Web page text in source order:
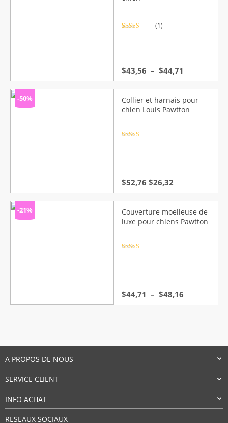
(1)
$43,56 – $44,71
$43,56
à
$44,71
-50%
Collier et harnais pour
chien Louis Pawtton
$52,76 Le
était :
$52,76.
$26,32
est :
$26,32.
-21%
Couverture moelleuse de
luxe pour chiens Pawtton
$44,71 – $48,16
A PROPOS DE NOUS
SERVICE CLIENT
INFO ACHAT
RESEAUX SOCIAUX